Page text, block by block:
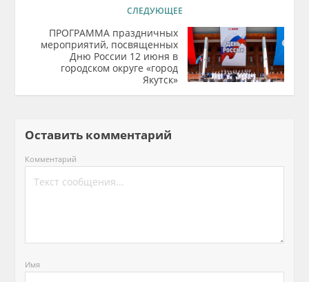
СЛЕДУЮЩЕЕ
ПРОГРАММА праздничных
мероприятий, посвященных
Дню России 12 июня в
городском округе «город
Якутск»
Оставить комментарий
Комментарий
Имя